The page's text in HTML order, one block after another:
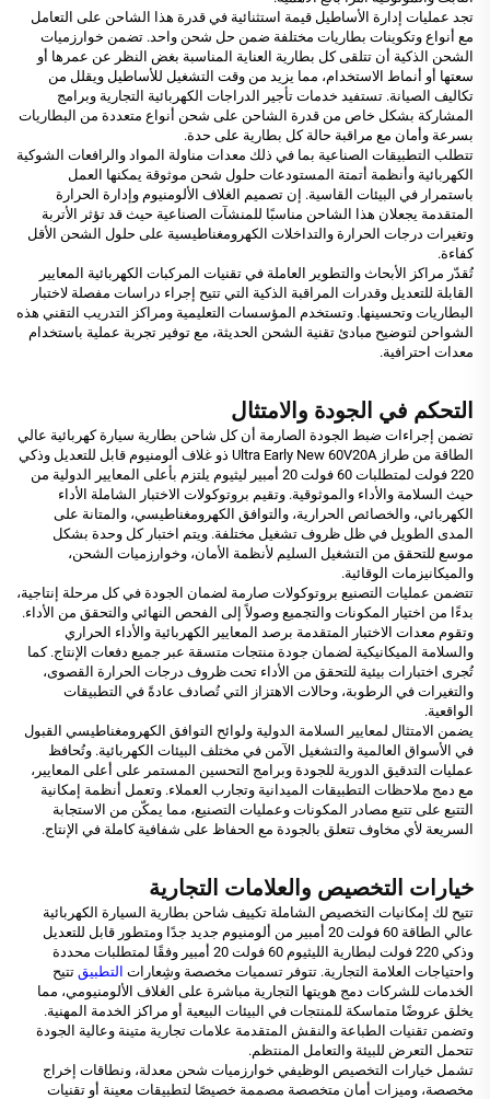
تجد عمليات إدارة الأساطيل قيمة استثنائية في قدرة هذا الشاحن على التعامل
مع أنواع وتكوينات بطاريات مختلفة ضمن حل شحن واحد. تضمن خوارزميات
الشحن الذكية أن تتلقى كل بطارية العناية المناسبة بغض النظر عن عمرها أو
سعتها أو أنماط الاستخدام، مما يزيد من وقت التشغيل للأساطيل ويقلل من
تكاليف الصيانة. تستفيد خدمات تأجير الدراجات الكهربائية التجارية وبرامج
المشاركة بشكل خاص من قدرة الشاحن على شحن أنواع متعددة من البطاريات
بسرعة وأمان مع مراقبة حالة كل بطارية على حدة.
تتطلب التطبيقات الصناعية بما في ذلك معدات مناولة المواد والرافعات الشوكية
الكهربائية وأنظمة أتمتة المستودعات حلول شحن موثوقة يمكنها العمل
باستمرار في البيئات القاسية. إن تصميم الغلاف الألومنيوم وإدارة الحرارة
المتقدمة يجعلان هذا الشاحن مناسبًا للمنشآت الصناعية حيث قد تؤثر الأتربة
وتغيرات درجات الحرارة والتداخلات الكهرومغناطيسية على حلول الشحن الأقل
كفاءة.
تُقدّر مراكز الأبحاث والتطوير العاملة في تقنيات المركبات الكهربائية المعايير
القابلة للتعديل وقدرات المراقبة الذكية التي تتيح إجراء دراسات مفصلة لاختبار
البطاريات وتحسينها. وتستخدم المؤسسات التعليمية ومراكز التدريب التقني هذه
الشواحن لتوضيح مبادئ تقنية الشحن الحديثة، مع توفير تجربة عملية باستخدام
معدات احترافية.
التحكم في الجودة والامتثال
تضمن إجراءات ضبط الجودة الصارمة أن كل شاحن بطارية سيارة كهربائية عالي
الطاقة من طراز Ultra Early New 60V20A ذو غلاف ألومنيوم قابل للتعديل وذكي
220 فولت لمتطلبات 60 فولت 20 أمبير ليثيوم يلتزم بأعلى المعايير الدولية من
حيث السلامة والأداء والموثوقية. وتقيم بروتوكولات الاختبار الشاملة الأداء
الكهربائي، والخصائص الحرارية، والتوافق الكهرومغناطيسي، والمتانة على
المدى الطويل في ظل ظروف تشغيل مختلفة. ويتم اختبار كل وحدة بشكل
موسع للتحقق من التشغيل السليم لأنظمة الأمان، وخوارزميات الشحن،
والميكانيزمات الوقائية.
تتضمن عمليات التصنيع بروتوكولات صارمة لضمان الجودة في كل مرحلة إنتاجية،
بدءًا من اختيار المكونات والتجميع وصولاً إلى الفحص النهائي والتحقق من الأداء.
وتقوم معدات الاختبار المتقدمة برصد المعايير الكهربائية والأداء الحراري
والسلامة الميكانيكية لضمان جودة منتجات متسقة عبر جميع دفعات الإنتاج. كما
تُجرى اختبارات بيئية للتحقق من الأداء تحت ظروف درجات الحرارة القصوى،
والتغيرات في الرطوبة، وحالات الاهتزاز التي تُصادف عادةً في التطبيقات
الواقعية.
يضمن الامتثال لمعايير السلامة الدولية ولوائح التوافق الكهرومغناطيسي القبول
في الأسواق العالمية والتشغيل الآمن في مختلف البيئات الكهربائية. وتُحافظ
عمليات التدقيق الدورية للجودة وبرامج التحسين المستمر على أعلى المعايير،
مع دمج ملاحظات التطبيقات الميدانية وتجارب العملاء. وتعمل أنظمة إمكانية
التتبع على تتبع مصادر المكونات وعمليات التصنيع، مما يمكّن من الاستجابة
السريعة لأي مخاوف تتعلق بالجودة مع الحفاظ على شفافية كاملة في الإنتاج.
خيارات التخصيص والعلامات التجارية
تتيح لك إمكانيات التخصيص الشاملة تكييف شاحن بطارية السيارة الكهربائية
عالي الطاقة 60 فولت 20 أمبير من ألومنيوم جديد جدًا ومتطور قابل للتعديل
وذكي 220 فولت لبطارية الليثيوم 60 فولت 20 أمبير وفقًا لمتطلبات محددة
واحتياجات العلامة التجارية. تتوفر تسميات مخصصة وشِعارات التطبيق تتيح
الخدمات للشركات دمج هويتها التجارية مباشرة على الغلاف الألومنيومي، مما
يخلق عروضًا متماسكة للمنتجات في البيئات البيعية أو مراكز الخدمة المهنية.
وتضمن تقنيات الطباعة والنقش المتقدمة علامات تجارية متينة وعالية الجودة
تتحمل التعرض للبيئة والتعامل المنتظم.
تشمل خيارات التخصيص الوظيفي خوارزميات شحن معدلة، ونطاقات إخراج
مخصصة، وميزات أمان متخصصة مصممة خصيصًا لتطبيقات معينة أو تقنيات